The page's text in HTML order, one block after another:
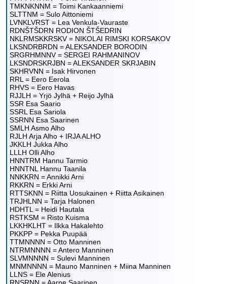
TMKNKNNM = Toimi Kankaanniemi
SLTTNM = Sulo Aittoniemi
LVNKLVRST = Lea Venkula-Vauraste
RDNŠTŠDRN RODION ŠTŠEDRIN
NKLRMSKKRSKV = NIKOLAI RIMSKI KORSAKOV
LKSNDRBRDN = ALEKSANDER BORODIN
SRGRHMNNV = SERGEI RAHMANINOV
LKSNDRSKRJBN = ALEKSANDER SKRJABIN
SKHRVNN = Isak Hirvonen
RRL = Eero Eerola
RHVS = Eero Havas
RJJLH = Yrjö Jylhä + Reijo Jylhä
SSR Esa Saario
SSRL Esa Sariola
SSRNN Esa Saarinen
SMLH Asmo Alho
RJLH Arja Alho + IRJA ALHO
JKKLH Jukka Alho
LLLH Olli Alho
HNNTRM Hannu Tarmio
HNNTNL Hannu Taanila
NNKKRN = Annikki Arni
RKKRN = Erkki Arni
RTTSKNN = Riitta Uosukainen + Riitta Asikainen
TRJHLNN = Tarja Halonen
HDHTL = Heidi Hautala
RSTKSM = Risto Kuisma
LKKHKLHT = Ilkka Hakalehto
PKKPP = Pekka Puupää
TTMNNNN = Otto Manninen
NTRMNNNN = Antero Manninen
SLVMNNNN = Sulevi Manninen
MNMNNNN = Mauno Manninen + Miina Manninen
LLNS = Ele Alenius